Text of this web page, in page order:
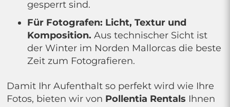
gesperrt sind.
Für Fotografen: Licht, Textur und
Komposition. Aus technischer Sicht ist
der Winter im Norden Mallorcas die beste
Zeit zum Fotografieren.
Damit Ihr Aufenthalt so perfekt wird wie Ihre
Fotos, bieten wir von Pollentia Rentals Ihnen